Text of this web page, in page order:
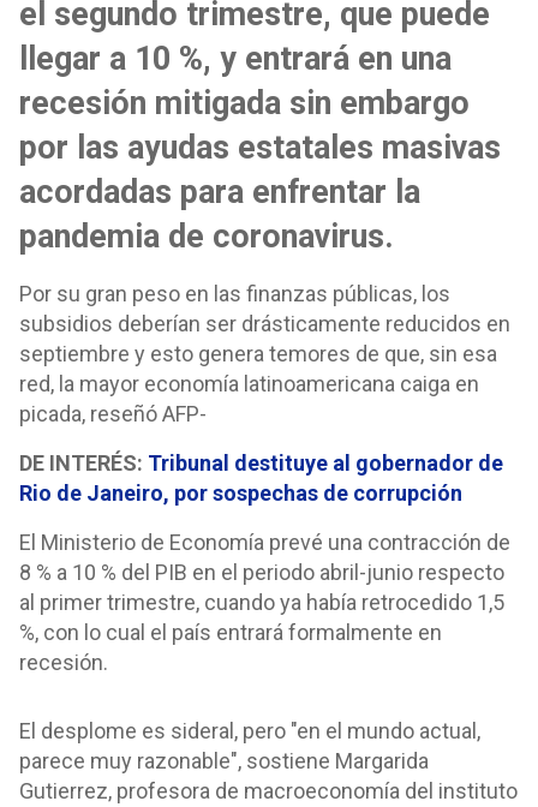
el segundo trimestre, que puede
llegar a 10 %, y entrará en una
recesión mitigada sin embargo
por las ayudas estatales masivas
acordadas para enfrentar la
pandemia de coronavirus.
Por su gran peso en las finanzas públicas, los
subsidios deberían ser drásticamente reducidos en
septiembre y esto genera temores de que, sin esa
red, la mayor economía latinoamericana caiga en
picada, reseñó AFP-
DE INTERÉS: Tribunal destituye al gobernador de
Rio de Janeiro, por sospechas de corrupción
El Ministerio de Economía prevé una contracción de
8 % a 10 % del PIB en el periodo abril-junio respecto
al primer trimestre, cuando ya había retrocedido 1,5
%, con lo cual el país entrará formalmente en
recesión.
El desplome es sideral, pero "en el mundo actual,
parece muy razonable", sostiene Margarida
Gutierrez, profesora de macroeconomía del instituto